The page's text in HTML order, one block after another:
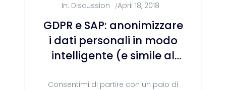
In: Discussion /April 18, 2018
GDPR e SAP: anonimizzare
i dati personali in modo
intelligente (e simile al
Consentimi di partire con un paio di